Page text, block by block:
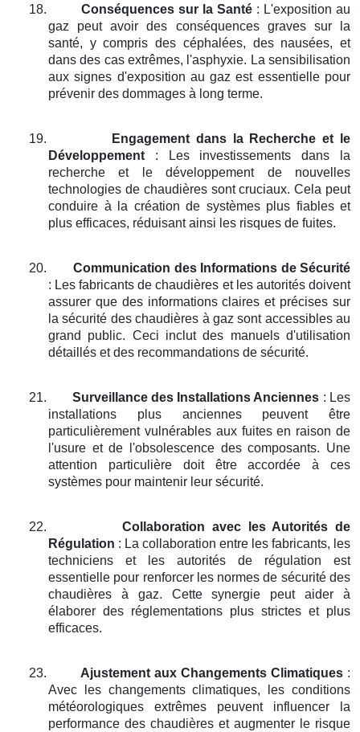
18. Conséquences sur la Santé: L'exposition au
gaz peut avoir des conséquences graves sur la
santé, y compris des céphalées, des nausées, et
dans des cas extrêmes, l'asphyxie. La sensibilisation
aux signes d'exposition au gaz est essentielle pour
prévenir des dommages à long terme.
19.
Engagement dans la Recherche et le
Développement: Les investissements dans la
recherche et le développement de nouvelles
technologies de chaudières sont cruciaux. Cela peut
conduire à la création de systèmes plus fiables et
plus efficaces, réduisant ainsi les risques de fuites.
20.
Communication des Informations de Sécurité
: Les fabricants de chaudières et les autorités doivent
assurer que des informations claires et précises sur
la sécurité des chaudières à gaz sont accessibles au
grand public. Ceci inclut des manuels d'utilisation
détaillés et des recommandations de sécurité.
21. Surveillance des Installations Anciennes : Les
installations plus anciennes peuvent être
particulièrement vulnérables aux fuites en raison de
l'usure et de l'obsolescence des composants. Une
attention particulière doit être accordée à ces
systèmes pour maintenir leur sécurité.
22.
Collaboration avec les Autorités de
Régulation : La collaboration entre les fabricants, les
techniciens et les autorités de régulation est
essentielle pour renforcer les normes de sécurité des
chaudières à gaz. Cette synergie peut aider à
élaborer des réglementations plus strictes et plus
efficaces.
23. Ajustement aux Changements Climatiques :
Avec les changements climatiques, les conditions
météorologiques extrêmes peuvent influencer la
performance des chaudières et augmenter le risque